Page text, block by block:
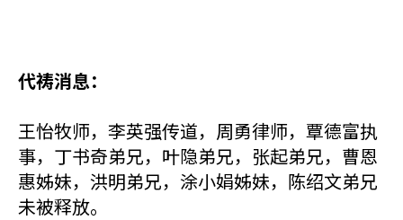
代祷消息：
王怡牧师，李英强传道，周勇律师，覃德富执
事，丁书奇弟兄，叶隐弟兄，张起弟兄，曹恩
惠姊妹，洪明弟兄，涂小娟姊妹，陈绍文弟兄
未被释放。